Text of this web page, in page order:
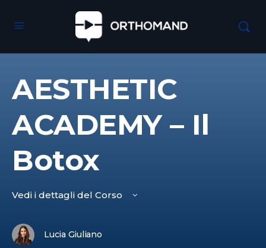
AESTHETIC
ACADEMY – Il
Botox
Vedi i dettagli del Corso
Lucia Giuliano